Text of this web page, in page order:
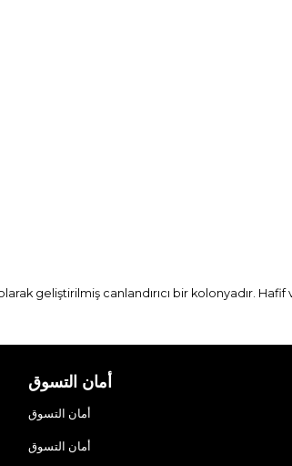
geliştirilmiş canlandırıcı bir kolonyadır. Hafif
أمان التسوق
أمان التسوق
أمان التسوق